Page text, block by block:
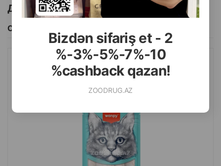
Bizdən sifariş et - 2
%-3%-5%-7%-10
%cashback qazan!
ZOODRUG.AZ
Другие товоры бренда
Смотреть Все
ЛАКОМСТВО WANPY CREAMY TUNA&CODFISH ДЛЯ КОШЕК СО
ВКУСОМ ТУНЦА И ТРЕСКИ 70 ГР.